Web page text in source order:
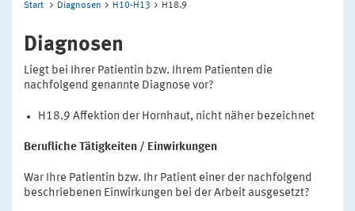
Start Diagnosen H10-H13 H18.9
Diagnosen
Liegt bei Ihrer Patientin bzw. Ihrem Patienten die
nachfolgend genannte Diagnose vor?
H18.9 Affektion der Hornhaut, nicht näher bezeichnet
Berufliche Tätigkeiten / Einwirkungen
War Ihre Patientin bzw. Ihr Patient einer der nachfolgend
beschriebenen Einwirkungen bei der Arbeit ausgesetzt?